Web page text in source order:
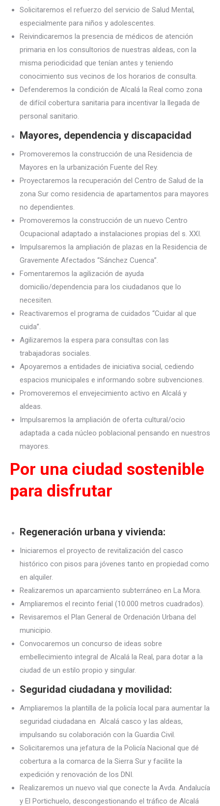
Solicitaremos el refuerzo del servicio de Salud Mental,
especialmente para niños y adolescentes.
Reivindicaremos la presencia de médicos de atención
primaria en los consultorios de nuestras aldeas, con la
misma periodicidad que tenían antes y teniendo
conocimiento sus vecinos de los horarios de consulta.
Defenderemos la condición de Alcalá la Real como zona
de difícil cobertura sanitaria para incentivar la llegada de
personal sanitario.
Mayores, dependencia y discapacidad
Promoveremos la construcción de una Residencia de
Mayores en la urbanización Fuente del Rey.
Proyectaremos la recuperación del Centro de Salud de la
zona Sur como residencia de apartamentos para mayores
no dependientes.
Promoveremos la construcción de un nuevo Centro
Ocupacional adaptado a instalaciones propias del s. XXI.
Impulsaremos la ampliación de plazas en la Residencia de
Gravemente Afectados “Sánchez Cuenca”.
Fomentaremos la agilización de ayuda
domicilio/dependencia para los ciudadanos que lo
necesiten.
Reactivaremos el programa de cuidados “Cuidar al que
cuida”.
Agilizaremos la espera para consultas con las
trabajadoras sociales.
Apoyaremos a entidades de iniciativa social, cediendo
espacios municipales e informando sobre subvenciones.
Promoveremos el envejecimiento activo en Alcalá y
aldeas.
Impulsaremos la ampliación de oferta cultural/ocio
adaptada a cada núcleo poblacional pensando en nuestros
mayores.
Por una ciudad sostenible
para disfrutar
Regeneración urbana y vivienda:
Iniciaremos el proyecto de revitalización del casco
histórico con pisos para jóvenes tanto en propiedad como
en alquiler.
Realizaremos un aparcamiento subterráneo en La Mora.
Ampliaremos el recinto ferial (10.000 metros cuadrados).
Revisaremos el Plan General de Ordenación Urbana del
municipio.
Convocaremos un concurso de ideas sobre
embellecimiento integral de Alcalá la Real, para dotar a la
ciudad de un estilo propio y singular.
Seguridad ciudadana y movilidad:
Ampliaremos la plantilla de la policía local para aumentar la
seguridad ciudadana en Alcalá casco y las aldeas,
impulsando su colaboración con la Guardia Civil.
Solicitaremos una jefatura de la Policía Nacional que dé
cobertura a la comarca de la Sierra Sur y facilite la
expedición y renovación de los DNI.
Realizaremos un nuevo vial que conecte la Avda. Andalucía
y El Portichuelo, descongestionando el tráfico de Alcalá